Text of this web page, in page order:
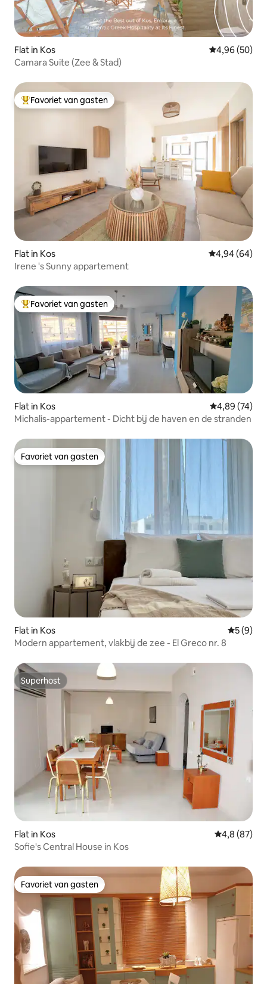
Flat in Kos Gemiddelde
4,96 (50)
Camara Suite (Zee & Stad)
Topfavoriet van gasten
Favoriet van gasten
Flat in Kos Gemiddelde
4,94 (64)
Irene 's Sunny appartement
Topfavoriet van gasten
Favoriet van gasten
Flat in Kos Gemiddelde
4,89 (74)
Michalis-appartement - Dicht bij de haven en de stranden
Favoriet van gasten
Favoriet van gasten
Flat in Kos
5 (9)
Modern appartement, vlakbij de zee - El Greco nr. 8
Superhost
Superhost
Flat in Kos Gemiddelde
4,8 (87)
Sofie's Central House in Kos
Favoriet van gasten
Favoriet van gasten